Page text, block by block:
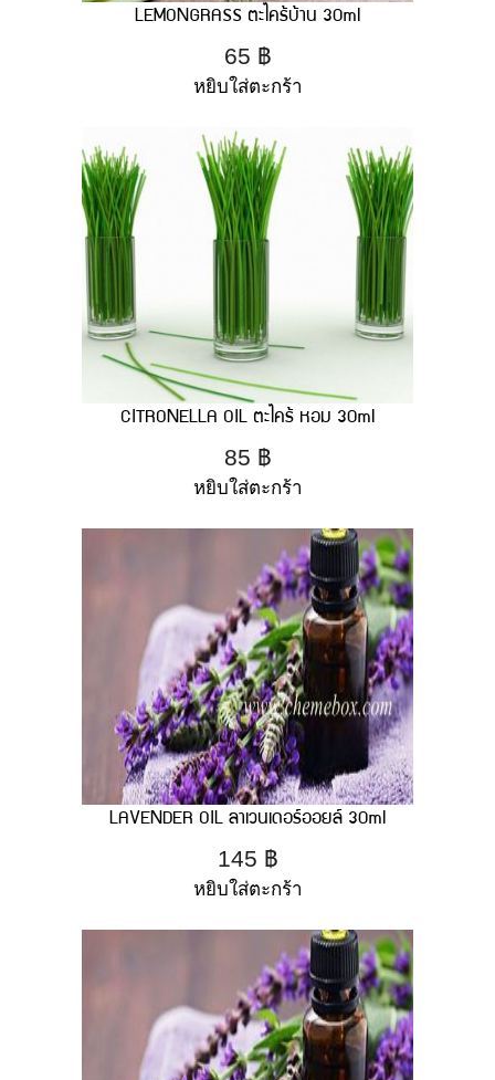
LEMONGRASS ตะไคร้บ้าน 30ml
65 ฿
หยิบใส่ตะกร้า
CITRONELLA OIL ตะไคร้ หอม 30ml
85 ฿
หยิบใส่ตะกร้า
LAVENDER OIL ลาเวนเดอร์ออยล์ 30ml
145 ฿
หยิบใส่ตะกร้า